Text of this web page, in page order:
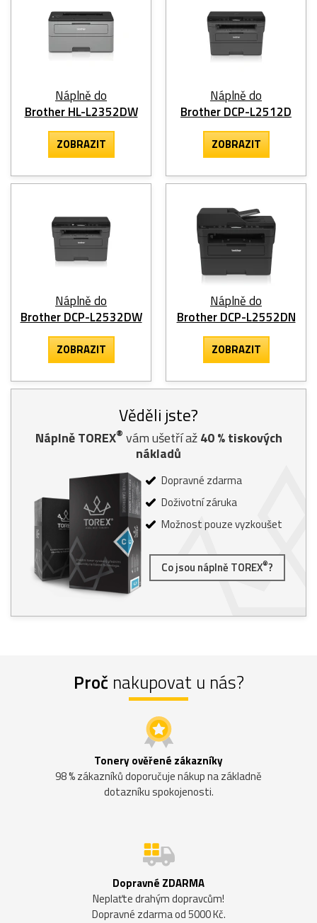
Náplně do
Brother HL-L2352DW
ZOBRAZIT
Náplně do
Brother DCP-L2512D
ZOBRAZIT
Náplně do
Brother DCP-L2532DW
ZOBRAZIT
Náplně do
Brother DCP-L2552DN
ZOBRAZIT
Věděli jste?
Náplně TOREX® vám ušetří až40% tiskových
nákladů
Dopravné zdarma
Doživotní záruka
Možnost pouze vyzkoušet
Co jsou náplně TOREX®?
Proč nakupovat u nás?
Tonery ověřené zákazníky
98 % zákazníků doporučuje nákup na základně
dotazníku spokojenosti.
Dopravné ZDARMA
Neplaťte drahým dopravcům!
Dopravné zdarma od 5000 Kč.